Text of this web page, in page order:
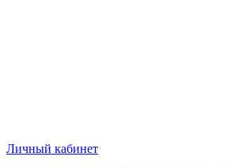
Личный кабинет